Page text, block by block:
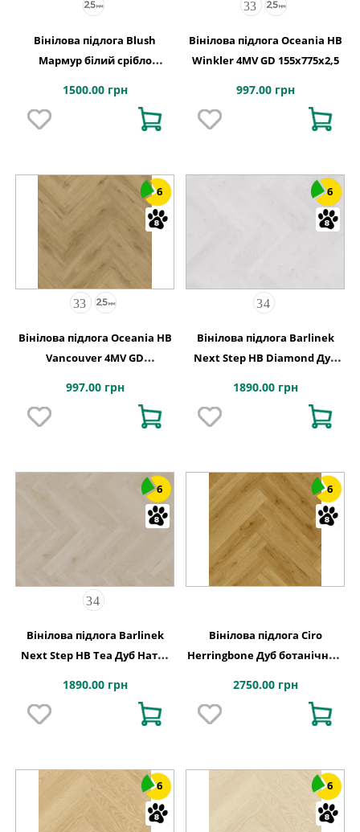
Вінілова підлога Blush
Мармур білий срібло
1500.00 грн
Вінілова підлога Oceania HB
Winkler 4MV GD 155x775x2,5
997.00 грн
6
Вінілова підлога Oceania HB
Vancouver 4MV GD
997.00 грн
6
Вінілова підлога Barlinek
Next Step HB Diamond Дуб
1890.00 грн
6
Вінілова підлога Barlinek
Next Step HB Tea Дуб Натур
1890.00 грн
6
Вінілова підлога Ciro
Herringbone Дуб ботанічний
2750.00 грн
6 6